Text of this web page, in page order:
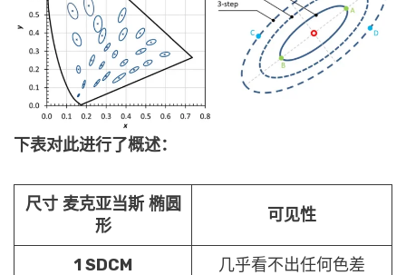
下表对此进行了概述：
尺寸 麦克亚当斯 椭圆
形
可见性
1 SDCM 几乎看不出任何色差